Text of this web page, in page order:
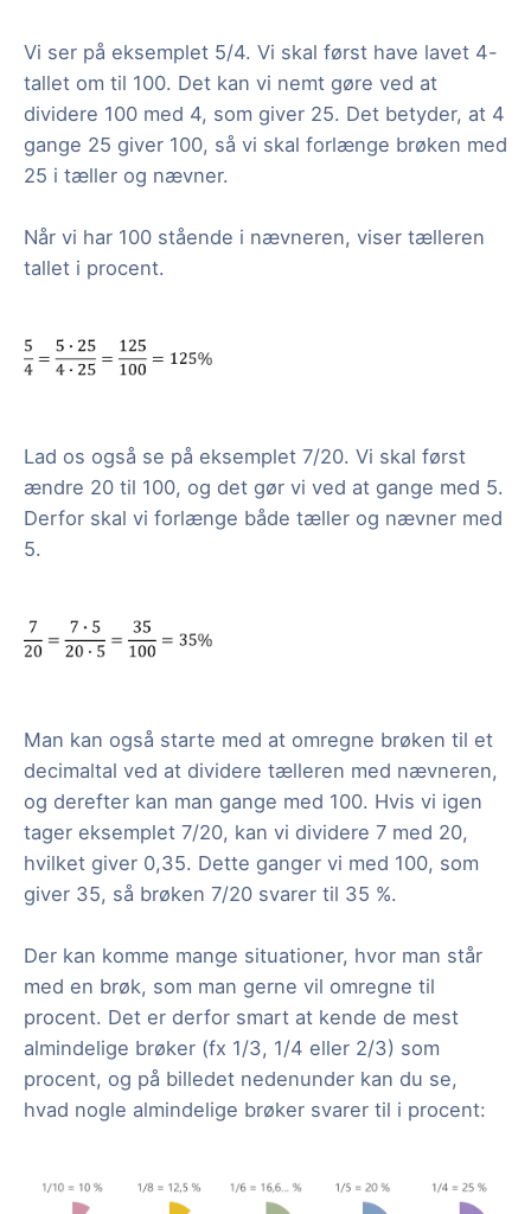
Vi ser på eksemplet 5/4. Vi skal først have lavet 4-
tallet om til 100. Det kan vi nemt gøre ved at
dividere 100 med 4, som giver 25. Det betyder, at 4
gange 25 giver 100, så vi skal forlænge brøken med
25 i tæller og nævner.
Når vi har 100 stående i nævneren, viser tælleren
tallet i procent.
Lad os også se på eksemplet 7/20. Vi skal først
ændre 20 til 100, og det gør vi ved at gange med 5.
Derfor skal vi forlænge både tæller og nævner med
5.
Man kan også starte med at omregne brøken til et
decimaltal ved at dividere tælleren med nævneren,
og derefter kan man gange med 100. Hvis vi igen
tager eksemplet 7/20, kan vi dividere 7 med 20,
hvilket giver 0,35. Dette ganger vi med 100, som
giver 35, så brøken 7/20 svarer til 35 %.
Der kan komme mange situationer, hvor man står
med en brøk, som man gerne vil omregne til
procent. Det er derfor smart at kende de mest
almindelige brøker (fx 1/3, 1/4 eller 2/3) som
procent, og på billedet nedenunder kan du se,
hvad nogle almindelige brøker svarer til i procent: